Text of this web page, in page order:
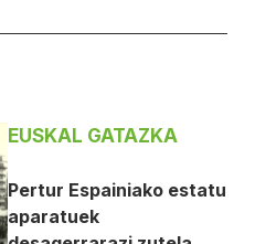
EUSKAL GATAZKA
Pertur Espainiako estatu
aparatuek